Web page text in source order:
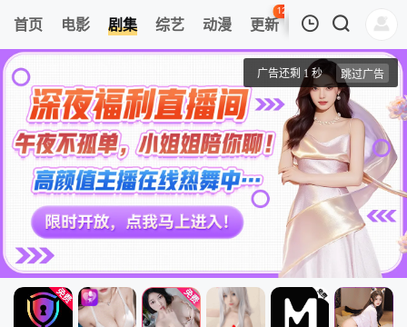
首页 电影 剧集 综艺 动漫 更新
120
热榜 APP
第5集
亢奋第三季
清空